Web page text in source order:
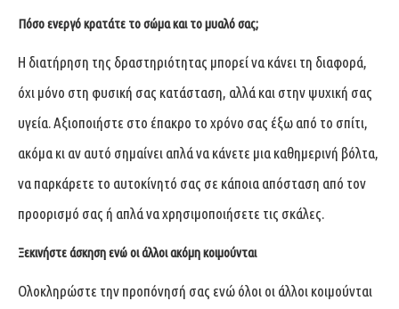
Πόσο ενεργό κρατάτε το σώμα και το μυαλό σας;
Η διατήρηση της δραστηριότητας μπορεί να κάνει τη διαφορά,
όχι μόνο στη φυσική σας κατάσταση, αλλά και στην ψυχική σας
υγεία. Αξιοποιήστε στο έπακρο το χρόνο σας έξω από το σπίτι,
ακόμα κι αν αυτό σημαίνει απλά να κάνετε μια καθημερινή βόλτα,
να παρκάρετε το αυτοκίνητό σας σε κάποια απόσταση από τον
προορισμό σας ή απλά να χρησιμοποιήσετε τις σκάλες.
Ξεκινήστε άσκηση ενώ οι άλλοι ακόμη κοιμούνται
Ολοκληρώστε την προπόνησή σας ενώ όλοι οι άλλοι κοιμούνται